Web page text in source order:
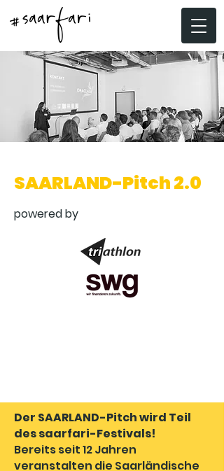
SAARLAND-Pitch 2.0
powered by
Der SAARLAND-Pitch wird Teil
des saarfari-Festivals!
Bereits seit 12 Jahren
veranstalten die Saarländische